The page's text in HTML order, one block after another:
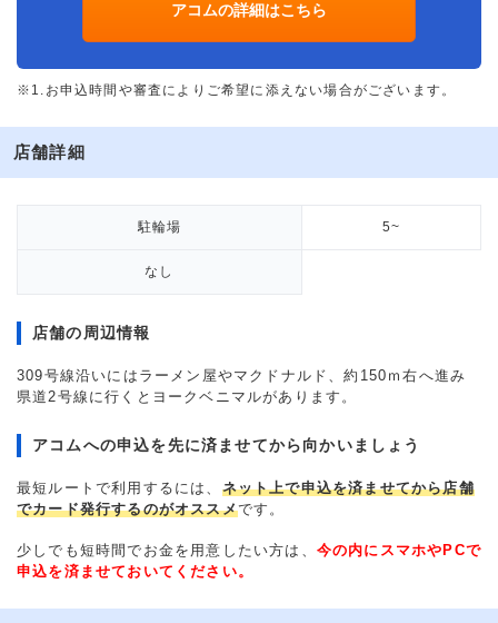
アコムの詳細はこちら
※1.お申込時間や審査によりご希望に添えない場合がございます。
店舗詳細
駐輪場 5~
なし
店舗の周辺情報
309号線沿いにはラーメン屋やマクドナルド、約150ｍ右へ進み
県道2号線に行くとヨークベニマルがあります。
アコムへの申込を先に済ませてから向かいましょう
最短ルートで利用するには、 ネット上で申込を済ませてから店舗
でカード発行するのがオススメです。
少しでも短時間でお金を用意したい方は、 今の内にスマホやPCで
申込を済ませておいてください。